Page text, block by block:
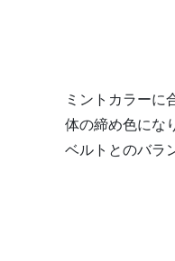
ミントカラーに
体の締め色にな
ベルトとのバラ